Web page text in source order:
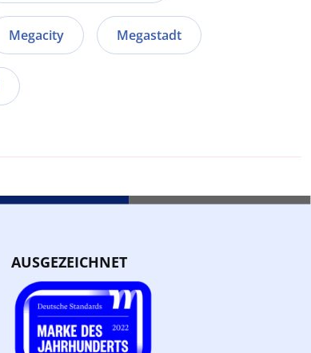
Megacity Megastadt
AUSGEZEICHNET